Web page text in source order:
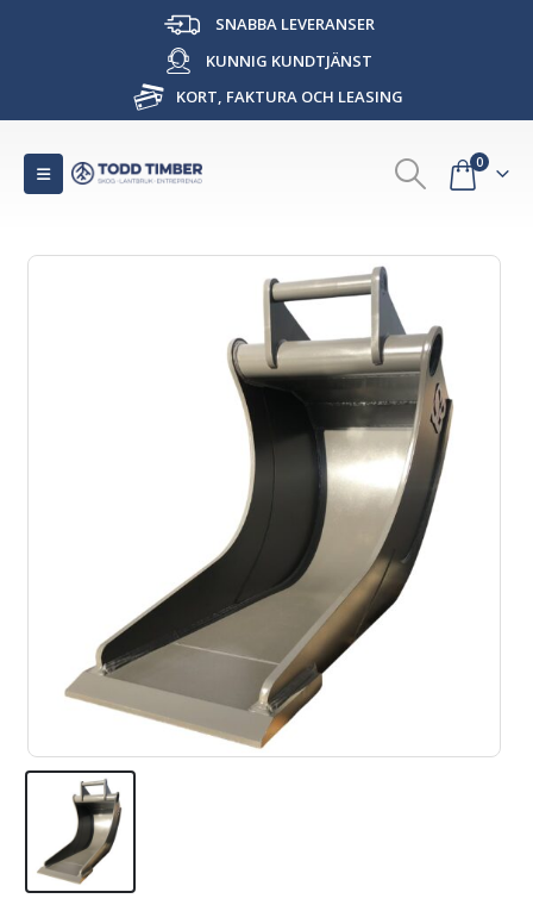
SNABBA LEVERANSER
KUNNIG KUNDTJÄNST
KORT, FAKTURA OCH LEASING
0